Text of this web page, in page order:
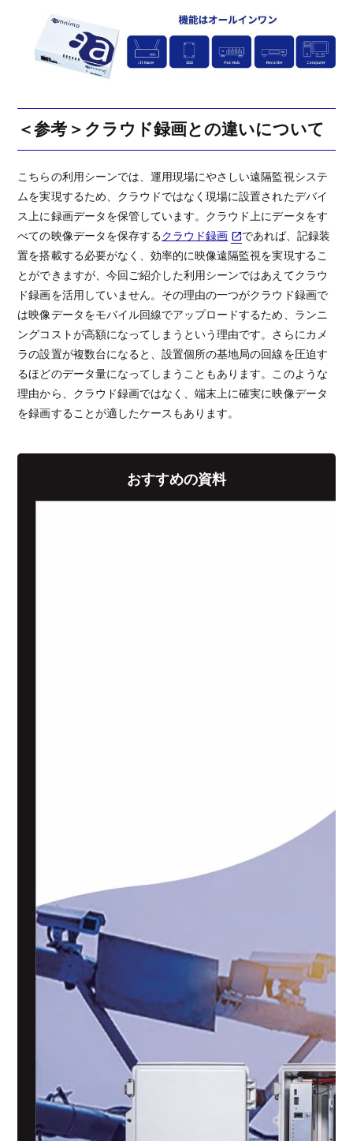
＜参考＞クラウド録画との違いについて
こちらの利用シーンでは、運用現場にやさしい遠隔監視システ
ムを実現するため、クラウドではなく現場に設置されたデバイ
ス上に録画データを保管しています。クラウド上にデータをす
べての映像データを保存するクラウド録画
であれば、記録装
置を搭載する必要がなく、効率的に映像遠隔監視を実現するこ
とができますが、今回ご紹介した利用シーンではあえてクラウ
ド録画を活用していません。その理由の一つがクラウド録画で
は映像データをモバイル回線でアップロードするため、ランニ
ングコストが高額になってしまうという理由です。さらにカメ
ラの設置が複数台になると、設置個所の基地局の回線を圧迫す
るほどのデータ量になってしまうこともあります。このような
理由から、クラウド録画ではなく、端末上に確実に映像データ
を録画することが適したケースもあります。
おすすめの資料